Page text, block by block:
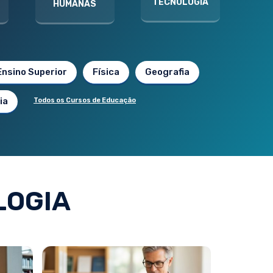
HUMANAS TECNOLOGIA
Superior Física Geografia
Todos os Cursos de Educação